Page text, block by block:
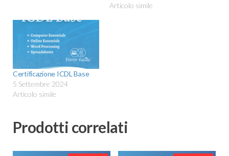
Articolo simile
Certificazione ICDL Base
5 Settembre 2024
Articolo simile
Prodotti correlati